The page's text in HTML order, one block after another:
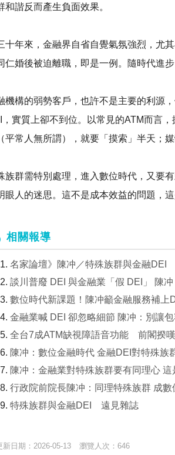
和諧反而產生負面效果。
十年來，金融界自省自覺氣氛強烈，尤
仁婚後被迫離職，即是一例。隨時代進
機構的弱勢客戶，也許不是主要的利源
，實質上卻不到位。以常見的ATM而言
平常人無所謂），就要「摸索」半天；
族群需特別處理，進入數位時代，又要
眼人的迷思。這不是成本效益的問題，
相關報導
名家論壇》陳冲／特殊族群與金融DEI
談川普廢 DEI 與金融業「假 DEI」 陳
數位時代新課題！陳冲籲金融服務補
金融業喊 DEI 卻忽略細節 陳冲：別讓
全台7成ATM缺視障語音功能 前閣揆
陳冲：數位金融時代 金融DEI對特殊
陳冲：金融業對特殊族群要有同理心
行政院前院長陳冲：同理特殊族群 成
特殊族群與金融DEI 遠見雜誌
新日期：2026-05-13 瀏覽人次：646